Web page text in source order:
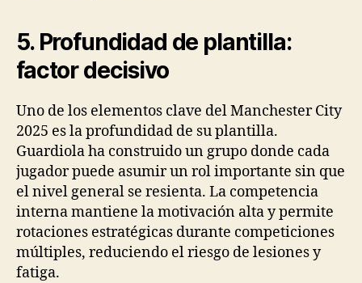
5. Profundidad de plantilla:
factor decisivo
Uno de los elementos clave del Manchester City
2025 es la profundidad de su plantilla.
Guardiola ha construido un grupo donde cada
jugador puede asumir un rol importante sin que
el nivel general se resienta. La competencia
interna mantiene la motivación alta y permite
rotaciones estratégicas durante competiciones
múltiples, reduciendo el riesgo de lesiones y
fatiga.